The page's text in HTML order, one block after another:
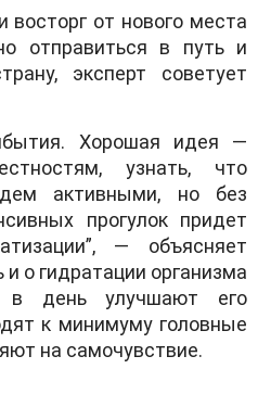
восторг от нового места
отправиться в путь и
эксперт советует
Хорошая идея —
узнать, что
активными, но без
прогулок придет
— объясняет
о гидратации организма
день улучшают его
к минимуму головные
на самочувствие.